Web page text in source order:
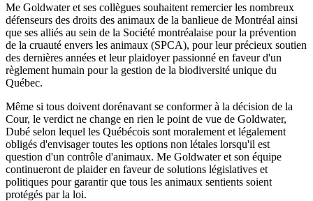
Me Goldwater et ses collègues souhaitent remercier les nombreux
défenseurs des droits des animaux de la banlieue de Montréal ainsi
que ses alliés au sein de la Société montréalaise pour la prévention
de la cruauté envers les animaux (SPCA), pour leur précieux soutien
des dernières années et leur plaidoyer passionné en faveur d'un
règlement humain pour la gestion de la biodiversité unique du
Québec.
Même si tous doivent dorénavant se conformer à la décision de la
Cour, le verdict ne change en rien le point de vue de Goldwater,
Dubé selon lequel les Québécois sont moralement et légalement
obligés d'envisager toutes les options non létales lorsqu'il est
question d'un contrôle d'animaux. Me Goldwater et son équipe
continueront de plaider en faveur de solutions législatives et
politiques pour garantir que tous les animaux sentients soient
protégés par la loi.